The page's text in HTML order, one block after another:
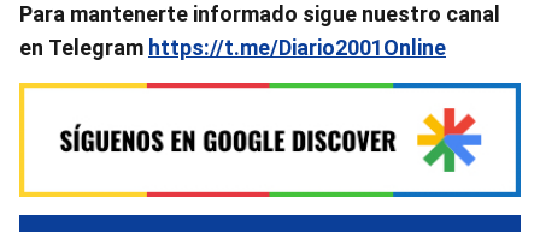
Para mantenerte informado sigue nuestro canal
en Telegram https://t.me/Diario2001Online